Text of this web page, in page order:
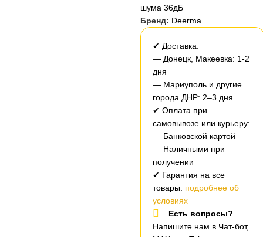
шума 36дБ
Бренд: Deerma
✔ Доставка:
— Донецк, Макеевка: 1-2
дня
— Мариуполь и другие
города ДНР: 2–3 дня
✔ Оплата при
самовывозе или курьеру:
— Банковской картой
— Наличными при
получении
✔ Гарантия на все
товары: подробнее об
условиях
Есть вопросы?
Напишите нам в Чат-бот,